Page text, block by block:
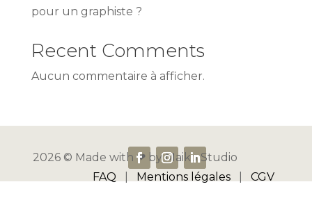
pour un graphiste ?
Recent Comments
Aucun commentaire à afficher.
2026 © Made with ❤︎ by Maiko Studio
FAQ
Mentions légales |CGV